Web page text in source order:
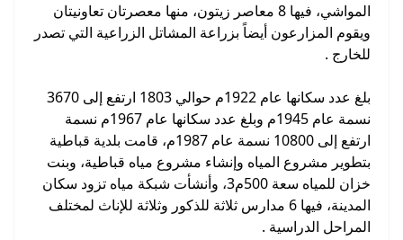
المواشي، فيها 8 معاصر زيتون، منها معصرتان تعاونيتان
ويقوم المزارعون أيضاً بزراعة المشاتل الزراعية التي تصدر
للخارج .
بلغ عدد سكانها عام 1922م حوالي 1803 ارتفع إلى 3670
نسمة عام 1945م وبلغ عدد سكانها عام 1967م نسمة
ارتفع إلى 10800 نسمة عام 1987م، قامت بلدية قباطية
بتطوير مشروع المياه وإنشاء مشروع مياه قباطية، وبنت
خزان للمياه سعة 500م3، وأنشأت شبكة مياه تزود سكان
المدينة، فيها 6 مدارس ثلاثة للذكور وثلاثة للإناث لمختلف
المراحل الدراسية .